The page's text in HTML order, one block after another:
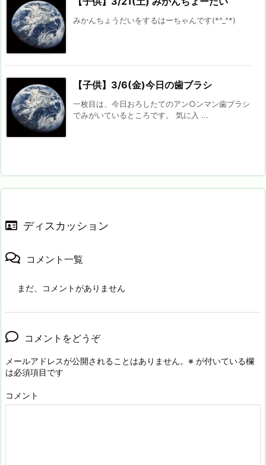
みかんちょうだいをするはーちゃんです(*^_^*)
【子供】3/6(金)今日の歯ブラシ
一枚目は、今日おろしたてのアン○ンマン歯ブラシ
でみがいているところです。 気に入 ...
ディスカッション
コメント一覧
まだ、コメントがありません
コメントをどうぞ
メールアドレスが公開されることはありません。 ※ が付いている欄
は必須項目です
コメント